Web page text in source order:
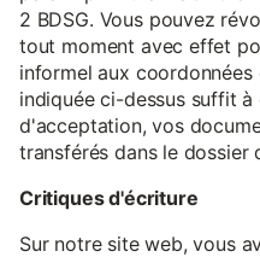
2 BDSG. Vous pouvez
tout moment avec effet
informel aux
indiquée ci-dessus suffit
d'acceptation, vos
transférés dans le dossier
Critiques d'écriture
Sur notre site web, vous